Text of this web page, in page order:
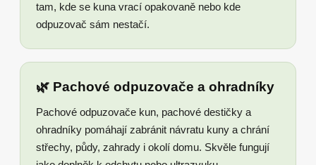
tam, kde se kuna vrací opakovaně nebo kde
odpuzovač sám nestačí.
🌿 Pachové odpuzovače a ohradníky
Pachové odpuzovače kun, pachové destičky a
ohradníky pomáhají zabránit návratu kuny a chrání
střechy, půdy, zahrady i okolí domu. Skvěle fungují